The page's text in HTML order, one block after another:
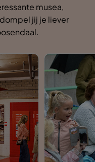
musea,
jij je liever